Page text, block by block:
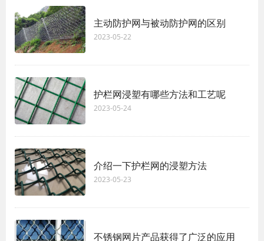
主动防护网与被动防护网的区别
2023-05-22
护栏网浸塑有哪些方法和工艺呢
2023-05-24
介绍一下护栏网的浸塑方法
2023-05-23
不锈钢网片产品获得了广泛的应用